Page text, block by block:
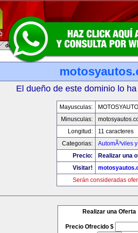
El dueño de este dominio lo
Mayusculas:
Minusculas:
Longitud:
11 caracteres
Categorias:
AutomÃ³viles
Precio:
Realizar una
Visitar!
Serán consideradas
Realizar una Oferta
Precio Ofrecido $